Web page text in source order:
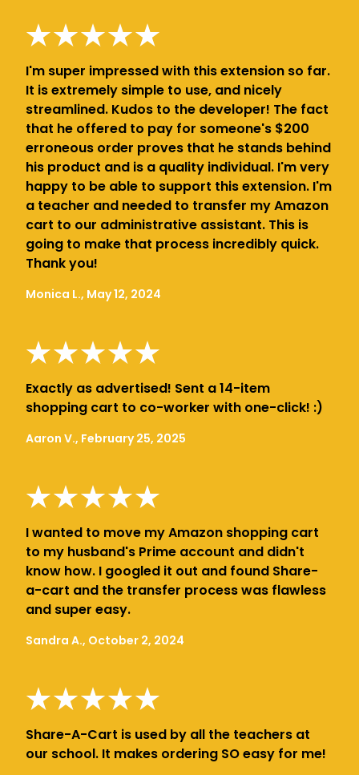
I'm super impressed with this extension so far.
It is extremely simple to use, and nicely
streamlined. Kudos to the developer! The fact
that he offered to pay for someone's $200
erroneous order proves that he stands behind
his product and is a quality individual. I'm very
happy to be able to support this extension. I'm
a teacher and needed to transfer my Amazon
cart to our administrative assistant. This is
going to make that process incredibly quick.
Thank you!
Monica L., May 12, 2024
Exactly as advertised! Sent a 14-item
shopping cart to co-worker with one-click! :)
Aaron V., February 25, 2025
I wanted to move my Amazon shopping cart
to my husband's Prime account and didn't
know how. I googled it out and found Share-
a-cart and the transfer process was flawless
and super easy.
Sandra A., October 2, 2024
Share-A-Cart is used by all the teachers at
our school. It makes ordering SO easy for me!